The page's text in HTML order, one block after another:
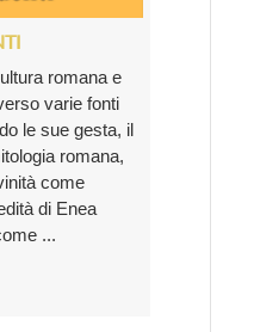
romana e
varie fonti
le sue gesta, il
romana,
come
di Enea
...